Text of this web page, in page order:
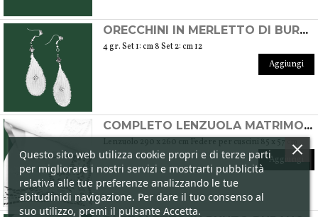
ORECCHINI IN MERLETTO DI BURANO CON PERLINE SWAROSKI
4 gr. Set 1: cm 8 Set 2: cm 12
Aggiungi
COMPLETO LENZUOLA MATRIMONIALI IN MERLETTO DI BURANO
Lenzuolo 290 x 260 cm Federe per cuscini 85 x 57 cm
Aggiungi
Questo sito web utilizza cookie propri e di terze parti
per migliorare i nostri servizi e mostrarti pubblicità
relativa alle tue preferenze analizzando le tue
abitudinidi navigazione. Per dare il tuo consenso al
suo utilizzo, premi il pulsante Accetta.